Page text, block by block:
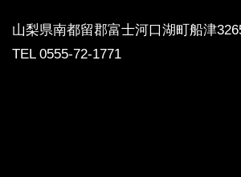
山梨県南都留郡富士河口湖町船津
TEL 0555-72-1771